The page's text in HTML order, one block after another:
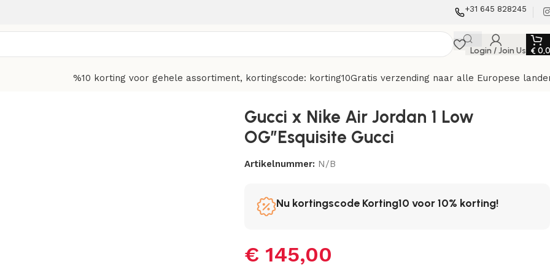
+31 645 828245
Login / Join Us €
%10 korting voor gehele assortiment, kortingscode: korting10Gratis verzending naar alle Europese
Gucci x Nike Air Jordan 1 Low
OG”Esquisite Gucci
Artikelnummer: N/B
Nu kortingscode Korting10 voor 10% korting!
€ 145,00